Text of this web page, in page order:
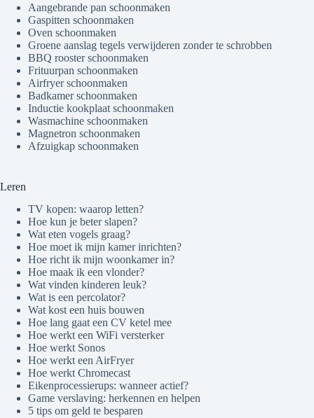
Aangebrande pan schoonmaken
Gaspitten schoonmaken
Oven schoonmaken
Groene aanslag tegels verwijderen zonder te schrobben
BBQ rooster schoonmaken
Frituurpan schoonmaken
Airfryer schoonmaken
Badkamer schoonmaken
Inductie kookplaat schoonmaken
Wasmachine schoonmaken
Magnetron schoonmaken
Afzuigkap schoonmaken
Leren
TV kopen: waarop letten?
Hoe kun je beter slapen?
Wat eten vogels graag?
Hoe moet ik mijn kamer inrichten?
Hoe richt ik mijn woonkamer in?
Hoe maak ik een vlonder?
Wat vinden kinderen leuk?
Wat is een percolator?
Wat kost een huis bouwen
Hoe lang gaat een CV ketel mee
Hoe werkt een WiFi versterker
Hoe werkt Sonos
Hoe werkt een AirFryer
Hoe werkt Chromecast
Eikenprocessierups: wanneer actief?
Game verslaving: herkennen en helpen
5 tips om geld te besparen